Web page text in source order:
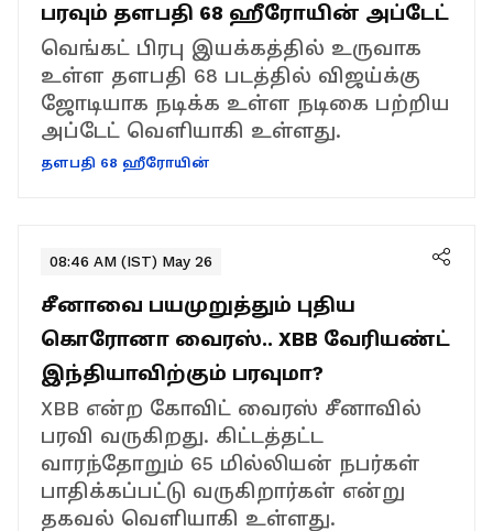
பரவும் தளபதி 68 ஹீரோயின் அப்டேட்
வெங்கட் பிரபு இயக்கத்தில் உருவாக
உள்ள தளபதி 68 படத்தில் விஜய்க்கு
ஜோடியாக நடிக்க உள்ள நடிகை பற்றிய
அப்டேட் வெளியாகி உள்ளது.
தளபதி 68 ஹீரோயின்
08:46 AM (IST) May 26
சீனாவை பயமுறுத்தும் புதிய
கொரோனா வைரஸ்.. XBB வேரியண்ட்
இந்தியாவிற்கும் பரவுமா?
XBB என்ற கோவிட் வைரஸ் சீனாவில்
பரவி வருகிறது. கிட்டத்தட்ட
வாரந்தோறும் 65 மில்லியன் நபர்கள்
பாதிக்கப்பட்டு வருகிறார்கள் என்று
தகவல் வெளியாகி உள்ளது.